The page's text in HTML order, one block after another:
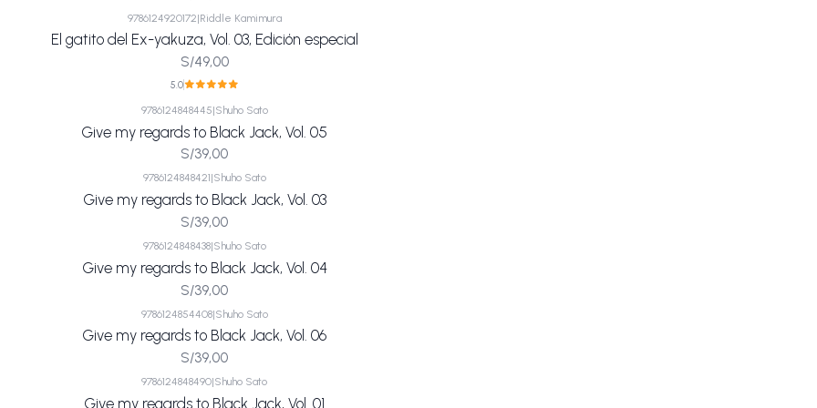
9786124920172|Riddle Kamimura
El gatito del Ex-yakuza, Vol. 03, Edición especial
S/49,00
5.0
9786124848445|Shuho Sato
Give my regards to Black Jack, Vol. 05
S/39,00
9786124848421|Shuho Sato
Give my regards to Black Jack, Vol. 03
S/39,00
9786124848438|Shuho Sato
Give my regards to Black Jack, Vol. 04
S/39,00
9786124854408|Shuho Sato
Give my regards to Black Jack, Vol. 06
S/39,00
9786124848490|Shuho Sato
Give my regards to Black Jack, Vol. 01